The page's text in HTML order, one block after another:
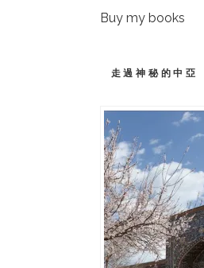
Buy my books
走過神秘的中亞